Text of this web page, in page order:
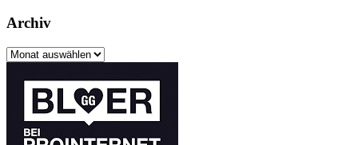
Archiv
Archiv